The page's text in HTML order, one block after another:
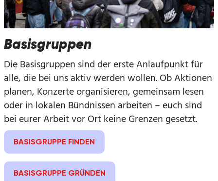
Basisgruppen
Die Basisgruppen sind der erste Anlaufpunkt für
alle, die bei uns aktiv werden wollen. Ob Aktionen
planen, Konzerte organisieren, gemeinsam lesen
oder in lokalen Bündnissen arbeiten – euch sind
bei eurer Arbeit vor Ort keine Grenzen gesetzt.
BASISGRUPPE FINDEN
BASISGRUPPE GRÜNDEN